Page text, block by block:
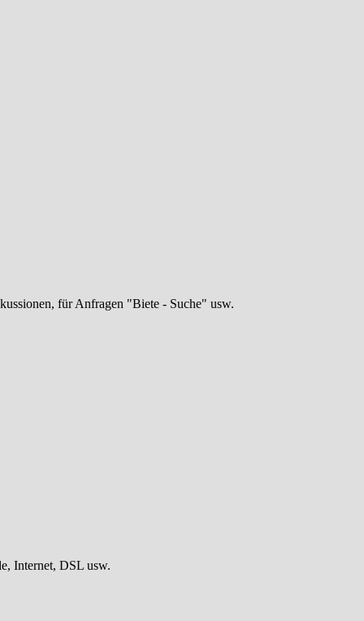
für Anfragen "Biete - Suche" usw.
Internet, DSL usw.